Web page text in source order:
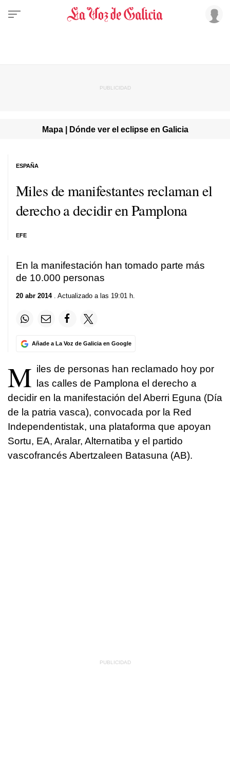
Mapa | Dónde ver el eclipse en Galicia
Miles de manifestantes reclaman el
derecho a decidir en Pamplona
EFE
ESPAÑA
En la manifestación han tomado parte más
de 10.000 personas
20 abr 2014. Actualizado a las 19:01 h.
Añade a La Voz de Galicia en Google
M iles de personas han reclamado hoy por
las calles de Pamplona el derecho a
decidir en la manifestación del Aberri Eguna (Día
de la patria vasca), convocada por la Red
Independentistak, una plataforma que apoyan
Sortu, EA, Aralar, Alternatiba y el partido
vascofrancés Abertzaleen Batasuna (AB).